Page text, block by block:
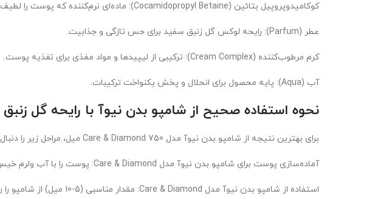
کوکامیدوپروپیل بتائین (Cocamidopropyl Betaine): ماده‌ای نرم‌کننده که پوست را لطیف می‌کند.
عطر (Parfum): رایحه لوکس گل زنبق سفید برای حس تازگی و جذابیت.
کرم مرطوب‌کننده (Cream Complex): ترکیبی از لیپیدها و مواد مغذی برای تغذیه پوست.
آب (Aqua): پایه محصول برای انحلال و پخش یکنواخت ترکیبات.
نحوه استفاده صحیح از شامپو بدن نیوآ با رایحه گل زنبق
برای بهترین نتیجه از شامپو بدن نیوآ مدل Care & Diamond 750 میل، مراحل زیر را دنبال کنید:
آماده‌سازی پوست برای شامپو بدن نیوآ مدل Care & Diamond: پوست را با آب ولرم خیس کنید.
استفاده از شامپو بدن نیوآ مدل Care & Diamond: مقدار مناسبی (5-10 میل) از شامپو را روی لیف یا دست ریخته و کف ایجاد کنید.